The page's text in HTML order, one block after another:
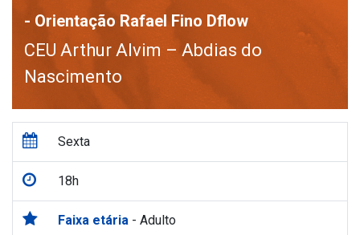
- Orientação Rafael Fino Dflow
CEU Arthur Alvim – Abdias do
Nascimento
Sexta
18h
Faixa etária - Adulto